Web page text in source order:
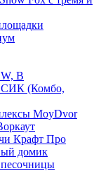
В
(Комбо,
MoyDvor
Крафт Про
домик